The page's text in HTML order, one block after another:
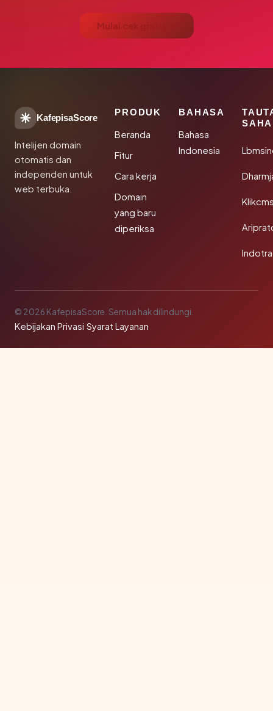
Mulai cek gratis →
KafepisaScore
Intelijen domain
otomatis dan
independen untuk
web terbuka.
PRODUK
Beranda
Fitur
Cara kerja
Domain
yang baru
diperiksa
BAHASA
Bahasa
Indonesia
© 2026 KafepisaScore. Semua hak dilindungi.
Kebijakan Privasi·Syarat Layanan